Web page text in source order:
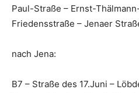
Paul-Straße – Ernst-
Friedensstraße – Jenaer
nach Jena:
B7 – Straße des 17.Juni –